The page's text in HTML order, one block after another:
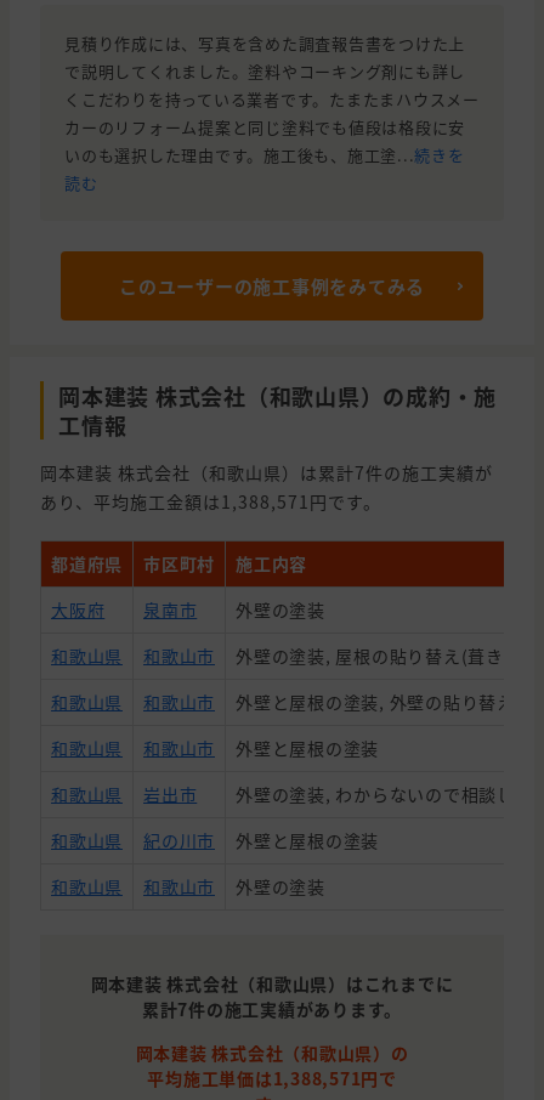
見積り作成には、写真を含めた調査報告書をつけた上
で説明してくれました。塗料やコーキング剤にも詳し
くこだわりを持っている業者です。たまたまハウスメー
カーのリフォーム提案と同じ塗料でも値段は格段に安
いのも選択した理由です。施工後も、施工塗...続きを
読む
このユーザーの施工事例をみてみる
岡本建装 株式会社（和歌山県）の成約・施
工情報
岡本建装 株式会社（和歌山県）は累計7件の施工実績が
あり、平均施工金額は1,388,571円です。
都道府県 市区町村
施工内容
大阪府
泉南市
外壁の塗装
和歌山県
和歌山市
外壁の塗装, 屋根の貼り替え(葺き替
和歌山県
和歌山市
外壁と屋根の塗装, 外壁の貼り替え(
和歌山県
和歌山市
外壁と屋根の塗装
和歌山県
岩出市
外壁の塗装, わからないので相談した
和歌山県
紀の川市
外壁と屋根の塗装
和歌山県
和歌山市 外壁の塗装
岡本建装 株式会社（和歌山県）はこれまでに
累計7件の施工実績があります。
岡本建装 株式会社（和歌山県）の
平均施工単価は1,388,571円で